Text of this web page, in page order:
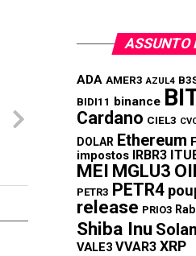
ASSUNTO
ADA AMER3 AZUL4
BIDI11 binance
Cardano CIEL3
DOLAR Ethereum
impostos IRBR3
MEI MGLU3
PETR3 PETR4
release PRIO3
Shiba Inu
VALE3 VVAR3 XRP